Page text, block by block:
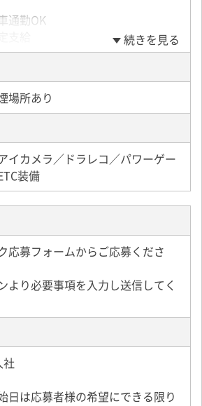
通勤OK
）
一車制）
続きを見る
場所あり
イカメラ／ドラレコ／パワーゲー
装備
応募フォームからご応募くださ
より必要事項を入力し送信してく
日は応募者様の希望にできる限り